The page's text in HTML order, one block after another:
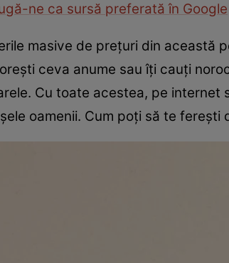
ne ca sursă preferată în Google
masive de prețuri din această
ceva anume sau îți cauți
Cu toate acestea, pe
oamenii. Cum poți să te ferești